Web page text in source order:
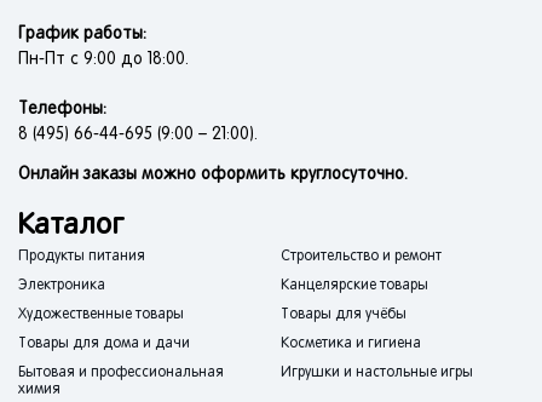
График работы:
Пн-Пт с 9:00 до 18:00.
Телефоны:
8 (495) 66-44-695 (9:00 – 21:00).
Онлайн заказы можно оформить круглосуточно.
Каталог
Продукты питания
Строительство и ремонт
Электроника
Канцелярские товары
Художественные товары
Товары для учёбы
Товары для дома и дачи
Косметика и гигиена
Бытовая и профессиональная
химия
Игрушки и настольные игры